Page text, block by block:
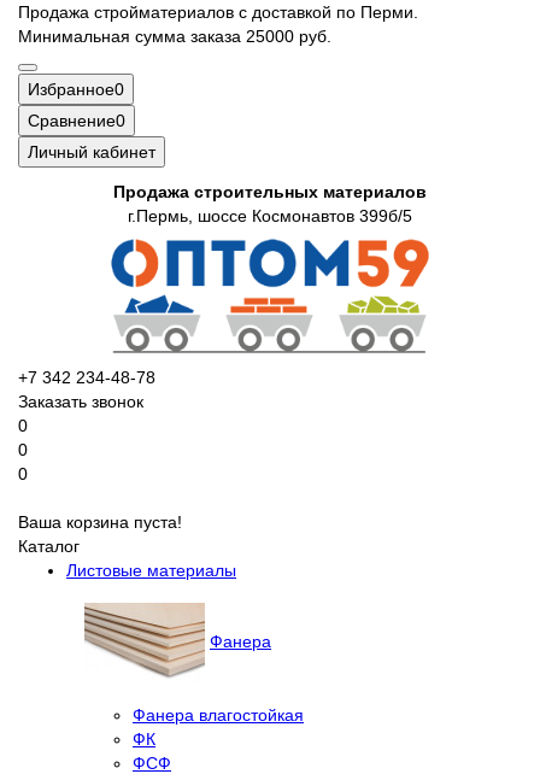
Продажа стройматериалов с доставкой по Перми.
Минимальная сумма заказа 25000 руб.
Избранное0
Сравнение0
Личный кабинет
Продажа строительных материалов
г.Пермь, шоссе Космонавтов 399б/5
+7 342 234-48-78
Заказать звонок
0
0
0
Ваша корзина пуста!
Каталог
Листовые материалы
Фанера
Фанера влагостойкая
ФК
ФСФ